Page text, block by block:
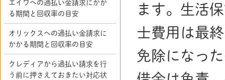
ます。生活
士費用は最
免除になっ
エイワへの過払い金請求にかか
る期間と回収率の目安
オリックスへの過払い金請求に
かかる期間と回収率の目安
クレディアから過払い請求を行
う前に押さえておきたい対応状